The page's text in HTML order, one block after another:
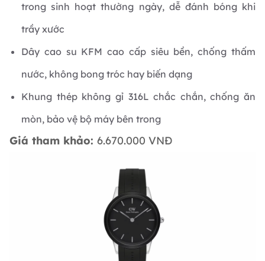
trong sinh hoạt thường ngày, dễ đánh bóng khi
trầy xước
Dây cao su KFM cao cấp siêu bền, chống thấm
nước, không bong tróc hay biến dạng
Khung thép không gỉ 316L chắc chắn, chống ăn
mòn, bảo vệ bộ máy bên trong
Giá tham khảo: 6.670.000 VNĐ